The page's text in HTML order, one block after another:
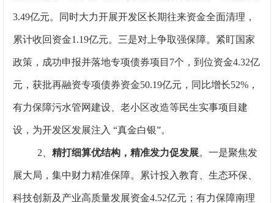
3.49亿元。 同时大力开展开发区长期往来资金全面清理，
累计收回资金1.19亿元。三是对上争取强保障。 紧盯国家
政策， 成功申报并落地专项债券项目7个，到位资金4.32亿
元，获批再融资专项债券资金50.19亿元，同比增长52%，
有力保障污水管网建设、老小区改造等民生实事项目建
设，为开发区发展注入 “真金白银”。
2 、精打细算优结构，精准发力促发展。一是聚焦发
展大局，集中财力精准保障。累计投入教育、生态环保、
科技创新及产业高质量发展资金4.52亿元；有力保障南理